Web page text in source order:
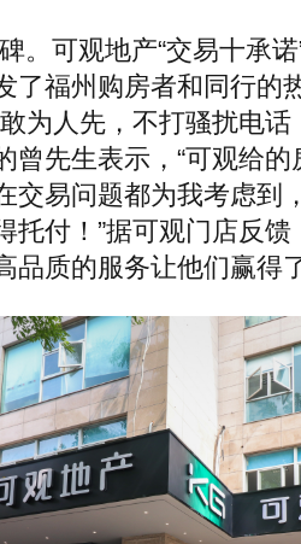
。可观地产“交易十承诺
了福州购房者和同行的
为人先，不打骚扰电
曾先生表示，“可观给
交易问题都为我考虑到
托付！”据可观门店反
品质的服务让他们赢得